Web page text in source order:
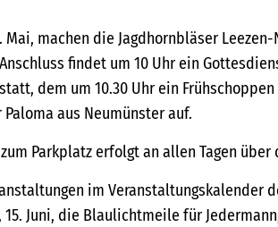
Mai, machen die Jagdhornbläser
findet um 10 Uhr ein
dem um 10.30 Uhr ein
Paloma aus Neumünster auf.
Parkplatz erfolgt an allen Tagen über
im Veranstaltungskalender
15. Juni, die Blaulichtmeile für